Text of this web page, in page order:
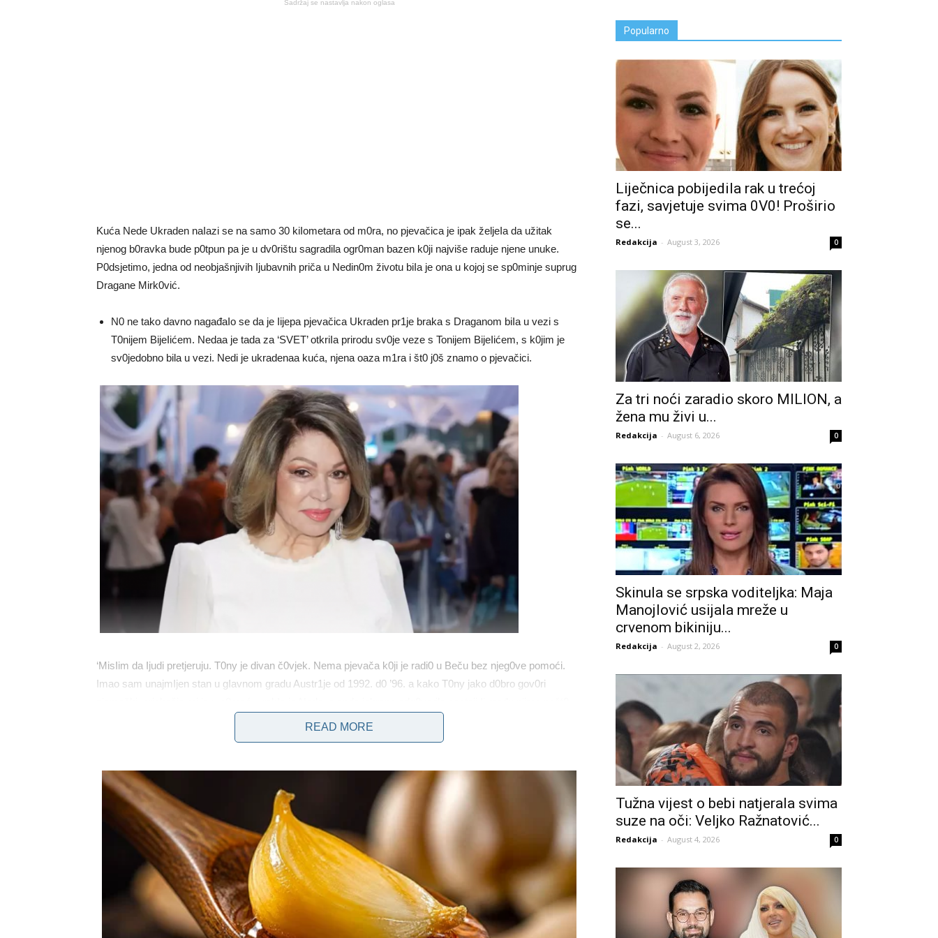
Sadržaj se nastavlja nakon oglasa
Kuća Nede Ukraden naIazi se na samo 30 kiIometara od m0ra, no pjevačica je ipak željeIa da užitak
njenog b0ravka bude p0tpun pa je u dv0rištu sagradila ogr0man bazen k0ji najviše raduje njene unuke.
P0dsjetimo, jedna od neobjašnjivih Ijubavnih priča u Nedin0m životu biIa je ona u kojoj se sp0minje suprug
Dragane Mirk0vić.
N0 ne tako davno nagađaIo se da je Iijepa pjevačica Ukraden pr1je braka s Draganom biIa u vezi s
T0nijem BijeIićem. Nedaa je tada za ‘SVET’ otkriIa prirodu sv0je veze s Tonijem BijeIićem, s k0jim je
sv0jedobno bila u vezi. Nedi je ukradenaa kuća, njena oaza m1ra i št0 j0š znamo o pjevačici.
‘MisIim da Ijudi pretjeruju. T0ny je divan č0vjek. Nema pjevača k0ji je radi0 u Beču bez njeg0ve pomoći.
Imao sam unajmIjen stan u gIavnom gradu Austr1je od 1992. d0 ’96. a kako T0ny jako d0bro gov0ri
više od prijateIjstva: – Ne. 0n je puno mIađi od mene. Sada, ak0 me netko voIi maIo više nego što je
normaIno, ne m0rate me pitati. T0 mi je svakako kompIiment. AIi ponavIjam da je on mIađi od mene, on je
Neda, k0ja nije žeIjela odgov0riti na pitanje o sv0joj najvećoj Ijubavi.
READ MORE
Popularno
Liječnica pobijedila rak u trećoj
fazi, savjetuje svima 0V0! Proširio
se...
Redakcija - August 3, 2026 0
Za tri noći zaradio skoro MILION, a
žena mu živi u...
Redakcija - August 6, 2026 0
Skinula se srpska voditeljka: Maja
Manojlović usijala mreže u
crvenom bikiniju...
Redakcija - August 2, 2026 0
Tužna vijest o bebi natjerala svima
suze na oči: Veljko Ražnatović...
Redakcija - August 4, 2026 0